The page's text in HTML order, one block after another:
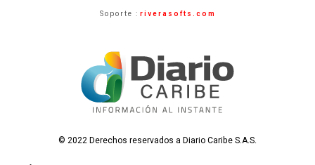
Soporte : riverasofts.com
© 2022 Derechos reservados a Diario Caribe S.A.S.